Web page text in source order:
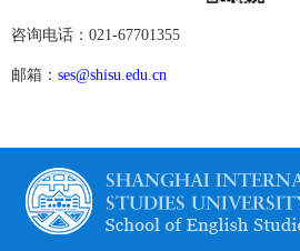
咨询电话： 021-67701355
邮箱： ses@shisu.edu.cn